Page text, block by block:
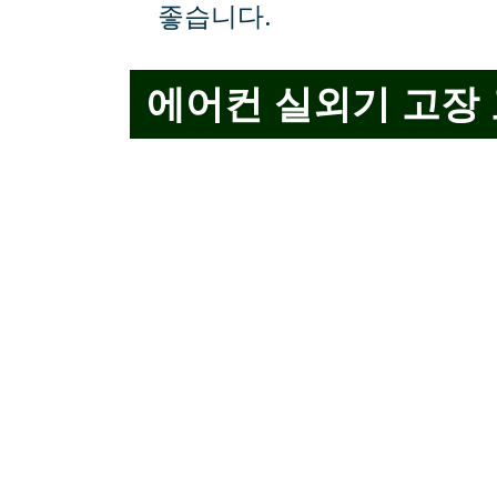
좋습니다.
에어컨 실외기 고장